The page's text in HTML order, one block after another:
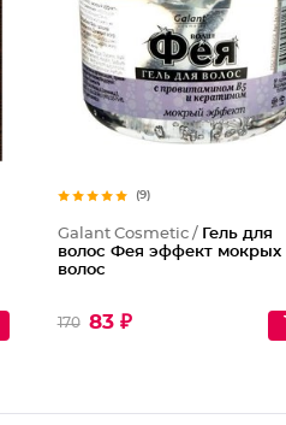
(9)
Galant Cosmetic / Гель для
волос Фея эффект мокрых
волос
170 83 ₽